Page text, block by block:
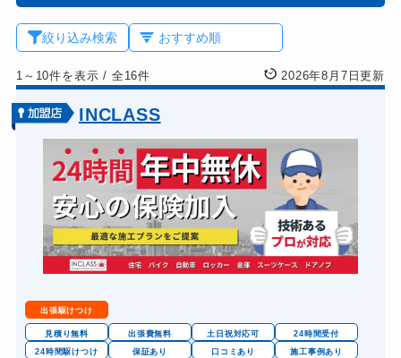
絞り込み検索
1～10件を表示/ 全16件 2026年8月7日更新
INCLASS
出張駆けつけ
見積り無料 出張費無料 土日祝対応可
24時間受付
24時間駆けつけ
保証あり 口コミあり
施工事例あり